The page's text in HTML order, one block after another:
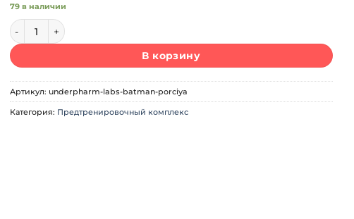
79 в наличии
Количество товара Underpharm Labs Batman порция
В корзину
Артикул: underpharm-labs-batman-porciya
Категория: Предтренировочный комплекс